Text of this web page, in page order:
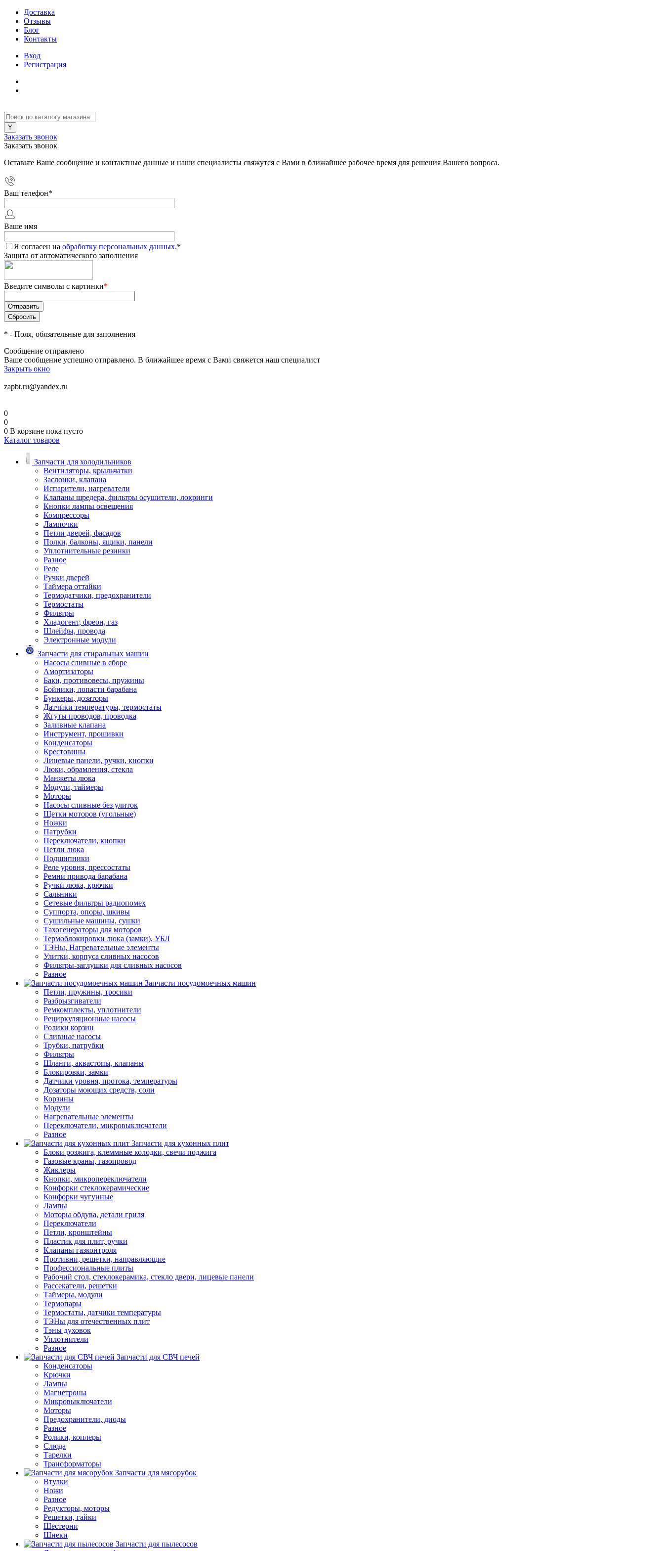
Доставка
Отзывы
Блог
Контакты
Вход
Регистрация
Заказать звонок
Заказать звонок
Оставьте Ваше сообщение и контактные данные и наши специалисты свяжутся с Вами в ближайшее рабочее время для решения Вашего вопроса.
Ваш телефон*
Ваше имя
Я согласен на обработку персональных данных.*
Защита от автоматического заполнения
Введите символы с картинки*
* - Поля, обязательные для заполнения
Сообщение отправлено
Ваше сообщение успешно отправлено. В ближайшее время с Вами свяжется наш специалист
Закрыть окно
zapbt.ru@yandex.ru
0
0
0 В корзине пока пусто
Каталог товаров
Запчасти для холодильников
Вентиляторы, крыльчатки
Заслонки, клапана
Испарители, нагреватели
Клапаны шредера, фильтры осушители, локринги
Кнопки лампы освещения
Компрессоры
Лампочки
Петли дверей, фасадов
Полки, балконы, ящики, панели
Уплотнительные резинки
Разное
Реле
Ручки дверей
Таймера оттайки
Термодатчики, предохранители
Термостаты
Фильтры
Хладогент, фреон, газ
Шлейфы, провода
Электронные модули
Запчасти для стиральных машин
Насосы сливные в сборе
Амортизаторы
Баки, противовесы, пружины
Бойники, лопасти барабана
Бункеры, дозаторы
Датчики температуры, термостаты
Жгуты проводов, проводка
Заливные клапана
Инструмент, прошивки
Конденсаторы
Крестовины
Лицевые панели, ручки, кнопки
Люки, обрамления, стекла
Манжеты люка
Модули, таймеры
Моторы
Насосы сливные без улиток
Щетки моторов (угольные)
Ножки
Патрубки
Переключатели, кнопки
Петли люка
Подшипники
Реле уровня, прессостаты
Ремни привода барабана
Ручки люка, крючки
Сальники
Сетевые фильтры радиопомех
Суппорта, опоры, шкивы
Сушильные машины, сушки
Тахогенераторы для моторов
Термоблокировки люка (замки), УБЛ
ТЭНы, Нагревательные элементы
Улитки, корпуса сливных насосов
Фильтры-заглушки для сливных насосов
Разное
Запчасти посудомоечных машин
Петли, пружины, тросики
Разбрызгиватели
Ремкомплекты, уплотнители
Рециркуляционные насосы
Ролики корзин
Сливные насосы
Трубки, патрубки
Фильтры
Шланги, аквастопы, клапаны
Блокировки, замки
Датчики уровня, протока, температуры
Дозаторы моющих средств, соли
Корзины
Модули
Нагревательные элементы
Переключатели, микровыключатели
Разное
Запчасти для кухонных плит
Блоки розжига, клеммные колодки, свечи поджига
Газовые краны, газопровод
Жиклеры
Кнопки, микропереключатели
Конфорки стеклокерамические
Конфорки чугунные
Лампы
Моторы обдува, детали гриля
Переключатели
Петли, кронштейны
Пластик для плит, ручки
Клапаны газконтроля
Противни, решетки, направляющие
Профессиональные плиты
Рабочий стол, стеклокерамика, стекло двери, лицевые панели
Рассекатели, решетки
Таймеры, модули
Термопары
Термостаты, датчики температуры
ТЭНы для отечественных плит
Тэны духовок
Уплотнители
Разное
Запчасти для СВЧ печей
Конденсаторы
Крючки
Лампы
Магнетроны
Микровыключатели
Моторы
Предохранители, диоды
Разное
Ролики, коплеры
Слюда
Тарелки
Трансформаторы
Запчасти для мясорубок
Втулки
Ножи
Разное
Редукторы, моторы
Решетки, гайки
Шестерни
Шнеки
Запчасти для пылесосов